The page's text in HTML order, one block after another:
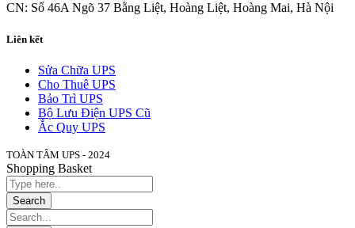
CN: Số 46A Ngõ 37 Bằng Liệt, Hoàng Liệt, Hoàng Mai, Hà Nội
Liên kết
Sửa Chữa UPS
Cho Thuê UPS
Bảo Trì UPS
Bộ Lưu Điện UPS Cũ
Ắc Quy UPS
TOÀN TÂM UPS - 2024
Shopping Basket